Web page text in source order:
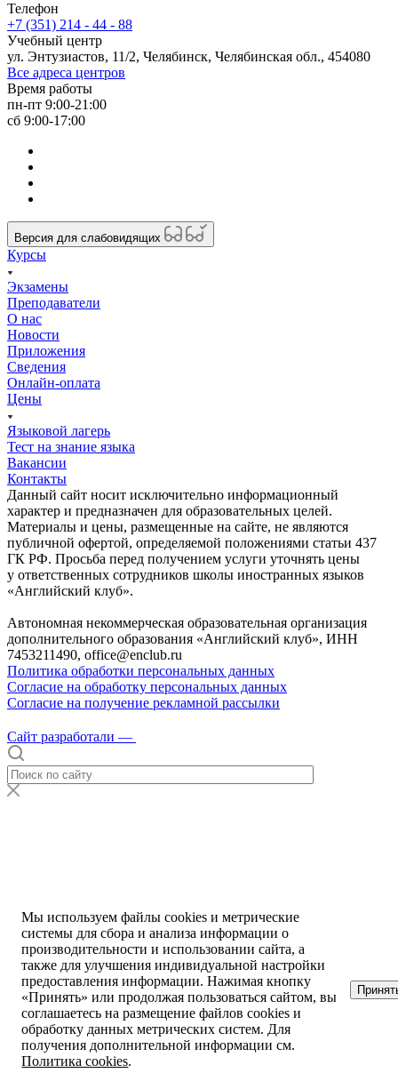
Телефон
+7 (351) 214 - 44 - 88
Учебный центр
ул. Энтузиастов, 11/2, Челябинск, Челябинская обл., 454080
Все адреса центров
Время работы
пн-пт 9:00-21:00
сб 9:00-17:00
Версия для слабовидящих
Курсы
Экзамены
Преподаватели
О нас
Новости
Приложения
Сведения
Онлайн-оплата
Цены
Языковой лагерь
Тест на знание языка
Вакансии
Контакты
Данный сайт носит исключительно информационный
характер и предназначен для образовательных целей.
Материалы и цены, размещенные на сайте, не являются
публичной офертой, определяемой положениями статьи 437
ГК РФ. Просьба перед получением услуги уточнять цены
у ответственных сотрудников школы иностранных языков
«Английский клуб».
Автономная некоммерческая образовательная организация
дополнительного образования «Английский клуб», ИНН
7453211490, office@enclub.ru
Политика обработки персональных данных
Согласие на обработку персональных данных
Согласие на получение рекламной рассылки
Сайт разработали —
Мы используем файлы сookies и метрические
системы для сбора и анализа информации о
производительности и использовании сайта, а
также для улучшения индивидуальной настройки
предоставления информации. Нажимая кнопку
«Принять» или продолжая пользоваться сайтом, вы
соглашаетесь на размещение файлов cookies и
обработку данных метрических систем. Для
получения дополнительной информации см.
Политика сookies.